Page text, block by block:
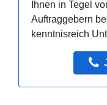
Ihnen in Tegel
Auftraggebern
kenntnisreich